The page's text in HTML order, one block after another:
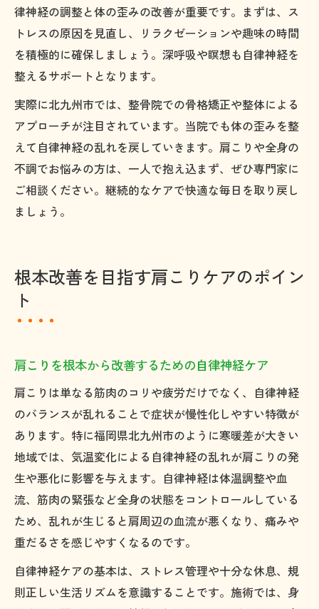
律神経の調整と体の歪みの改善が重要です。まずは、ス
トレスの原因を見直し、リラクゼーションや趣味の時間
を積極的に確保しましょう。深呼吸や瞑想も自律神経を
整えるサポートとなります。
実際に北九州市では、整骨院での骨格矯正や整体による
アプローチが注目されています。当院でも体の歪みを整
えて自律神経の乱れを戻していきます。肩こりや全身の
不調でお悩みの方は、一人で抱え込まず、ぜひ専門家に
ご相談ください。継続的なケアで快適な毎日を取り戻し
ましょう。
根本改善を目指す肩こりケアのポイン
ト
肩こりを根本から改善するための自律神経ケア
肩こりは単なる筋肉のコリや疲労だけでなく、自律神経
のバランスが乱れることで症状が慢性化しやすい特徴が
あります。特に福岡県北九州市のように寒暖差が大きい
地域では、気温変化による自律神経の乱れが肩こりの発
生や悪化に影響を与えます。自律神経は体温調整や血
流、筋肉の緊張など全身の状態をコントロールしている
ため、乱れが生じると肩周辺の血流が悪くなり、痛みや
重だるさを感じやすくなるのです。
自律神経ケアの基本は、ストレス管理や十分な休息、規
則正しい生活リズムを意識することです。施術では、身